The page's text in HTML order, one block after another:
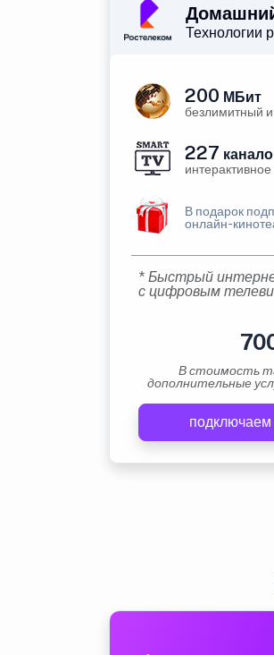
Технологии
200 МБит
безлимитный
227
В подарок
онлайн-
* Быстрый
с цифровым
В стоимость
дополнительные
подключаем